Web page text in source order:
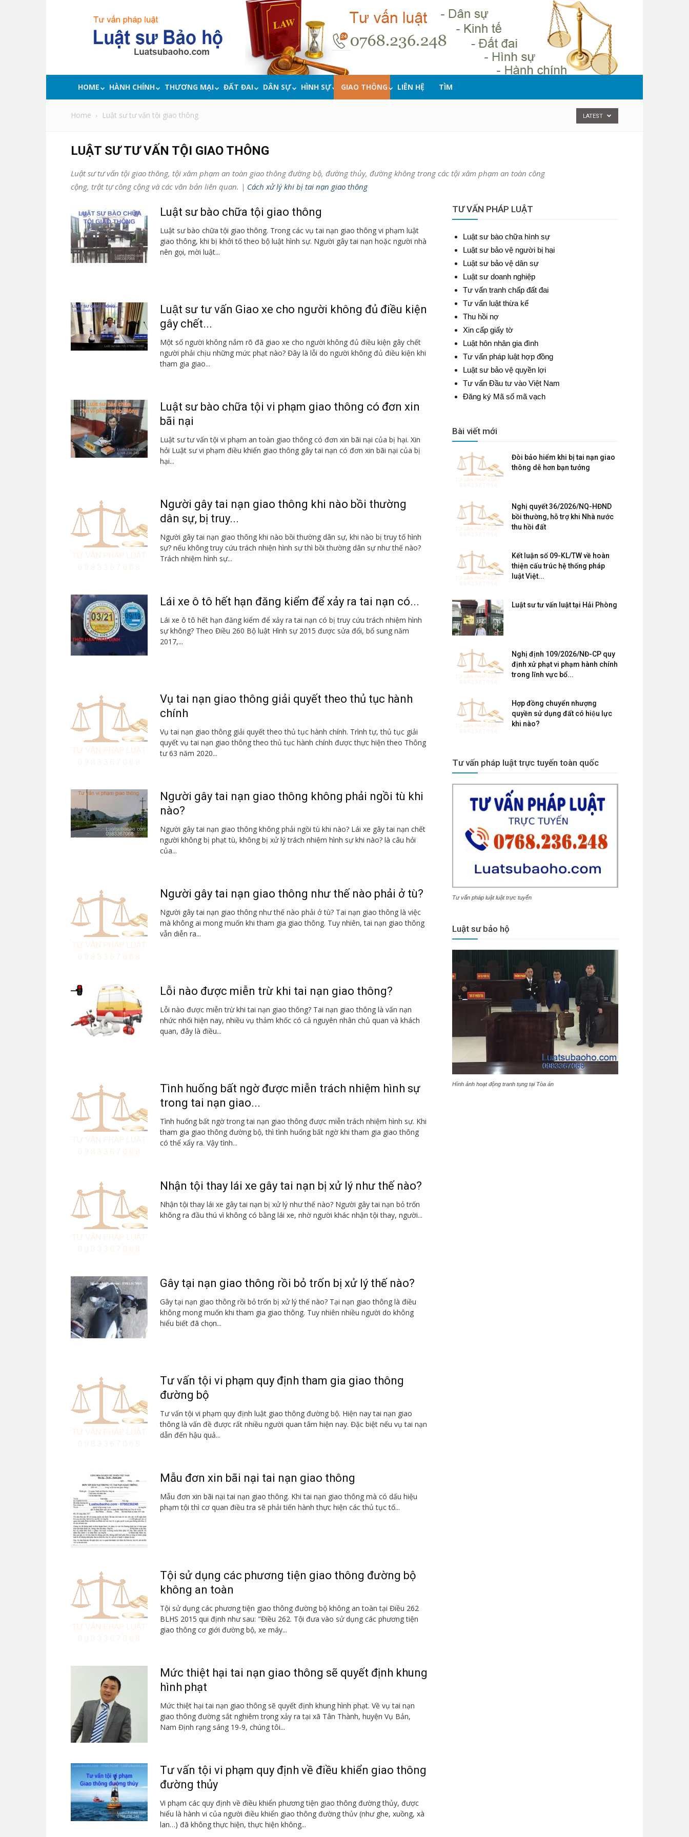
Luật
bảo
lợi,
tư
luật
HOME HÀNH CHÍNH THƯƠNG MẠI ĐẤT ĐAI DÂN SỰ HÌNH SỰ GIAO THÔNG LIÊN HỆ TÌM
Home Luật sư tư vấn tội giao thông LATEST
LUẬT SƯ TƯ VẤN TỘI GIAO THÔNG
Luật sư tư vấn tội giao thông, tội xâm phạm an toàn giao thông đường bộ, đường thủy, đường không trong các tội xâm phạm an toàn công
cộng, trật tự công cộng và các văn bản liên quan. | Cách xử lý khi bị tai nạn giao thông
Luật sư bào chữa tội giao thông
Luật sư bào chữa tội giao thông. Trong các vụ tai nạn giao thông vi phạm luật
giao thông, khi bị khởi tố theo bộ luật hình sự. Người gây tai nạn hoặc người nhà
nên gọi, mời luật...
Luật sư tư vấn Giao xe cho người không đủ điều kiện
gây chết...
Một số người không nắm rõ đã giao xe cho người không đủ điều kiện gây chết
người phải chịu những mức phạt nào? Đây là lỗi do người không đủ điều kiện khi
tham gia giao...
Luật sư bào chữa tội vi phạm giao thông có đơn xin
bãi nại
Luật sư tư vấn tội vi phạm an toàn giao thông có đơn xin bãi nại của bị hại. Xin
hỏi Luật sư vi phạm điều khiển giao thông gây tai nạn có đơn xin bãi nại của bị
hại...
Người gây tai nạn giao thông khi nào bồi thường
dân sự, bị truy...
Người gây tai nạn giao thông khi nào bồi thường dân sự, khi nào bị truy tố hình
sự? nếu không truy cứu trách nhiện hình sự thì bồi thường dân sự như thế nào?
Trách nhiệm hình sự...
Lái xe ô tô hết hạn đăng kiểm để xảy ra tai nạn có...
Lái xe ô tô hết hạn đăng kiểm để xảy ra tai nạn có bị truy cứu trách nhiệm hình
sự không? Theo Điều 260 Bộ luật Hình sự 2015 được sửa đổi, bổ sung năm
2017,...
Vụ tai nạn giao thông giải quyết theo thủ tục hành
chính
Vụ tai nạn giao thông giải quyết theo thủ tục hành chính. Trình tự, thủ tục giải
quyết vụ tai nạn giao thông theo thủ tục hành chính được thực hiện theo Thông
tư 63 năm 2020...
Người gây tai nạn giao thông không phải ngồi tù khi
nào?
Người gây tai nạn giao thông không phải ngồi tù khi nào? Lái xe gây tai nạn chết
người không bị phạt tù, không bị xử lý trách nhiệm hình sự khi nào? là câu hỏi
của...
Người gây tai nạn giao thông như thế nào phải ở tù?
Người gây tai nạn giao thông như thế nào phải ở tù? Tai nạn giao thông là việc
mà không ai mong muốn khi tham gia giao thông. Tuy nhiên, tai nạn giao thông
vẫn diễn ra...
Lỗi nào được miễn trừ khi tai nạn giao thông?
Lỗi nào được miễn trừ khi tai nạn giao thông? Tai nạn giao thông là vấn nạn
nhức nhối hiện nay, nhiều vụ thảm khốc có cả nguyên nhân chủ quan và khách
quan, đây là điều...
Tình huống bất ngờ được miễn trách nhiệm hình sự
trong tai nạn giao...
Tình huống bất ngờ trong tai nạn giao thông được miễn trách nhiệm hình sự. Khi
tham gia giao thông đường bộ, thì tình huống bất ngờ khi tham gia giao thông
có thể xẩy ra. Vậy tình...
Nhận tội thay lái xe gây tai nạn bị xử lý như thế nào?
Nhận tội thay lái xe gây tai nạn bị xử lý như thế nào? Người gây tai nạn bỏ trốn
không ra đầu thú vì không có bằng lái xe, nhờ người khác nhận tội thay, người...
Gây tại nạn giao thông rồi bỏ trốn bị xử lý thế nào?
Gây tại nạn giao thông rồi bỏ trốn bị xử lý thế nào? Tại nạn giao thông là điều
không mong muốn khi tham gia giao thông. Tuy nhiên nhiều người do không
hiểu biết đã chọn...
Tư vấn tội vi phạm quy định tham gia giao thông
đường bộ
Tư vấn tội vi phạm quy định luật giao thông đường bộ. Hiện nay tai nạn giao
thông là vấn đề được rất nhiều người quan tâm hiện nay. Đặc biệt nếu vụ tai nạn
dẫn đến hậu quả...
Mẫu đơn xin bãi nại tai nạn giao thông
Mẫu đơn xin bãi nại tai nạn giao thông. Khi tai nạn giao thông mà có dấu hiệu
phạm tội thì cơ quan điều tra sẽ phải tiến hành thực hiện các thủ tục tố...
Tội sử dụng các phương tiện giao thông đường bộ
không an toàn
Tội sử dụng các phương tiện giao thông đường bộ không an toàn tại Điều 262
BLHS 2015 qui định như sau: "Điều 262. Tội đưa vào sử dụng các phương tiện
giao thông cơ giới đường bộ, xe máy...
Mức thiệt hại tai nạn giao thông sẽ quyết định khung
hình phạt
Mức thiệt hại tai nạn giao thông sẽ quyết định khung hình phạt. Về vụ tai nạn
giao thông đường sắt nghiêm trọng xảy ra tại xã Tân Thành, huyện Vụ Bản,
Nam Định rạng sáng 19-9, chúng tôi...
Tư vấn tội vi phạm quy định về điều khiển giao thông
đường thủy
Vi phạm các quy định về điều khiển phương tiện giao thông đường thủy, được
hiểu là hành vi của người điều khiển giao thông đường thủv (như ghe, xuồng, xà
lan…) đã không thực hiện, thực hiện không...
TƯ VẤN PHÁP LUẬT
Luật sư bào chữa hình sự
Luật sư bảo vệ người bị hại
Luật sư bảo vệ dân sự
Luật sư doanh nghiệp
Tư vấn tranh chấp đất đai
Tư vấn luật thừa kế
Thu hồi nợ
Xin cấp giấy tờ
Luật hôn nhân gia đình
Tư vấn pháp luật hợp đồng
Luật sư bảo vệ quyền lợi
Tư vấn Đầu tư vào Việt Nam
Đăng ký Mã số mã vạch
Bài viết mới
Đòi bảo hiểm khi bị tai nạn giao
thông dễ hơn bạn tưởng
Nghị quyết 36/2026/NQ-HĐND
bồi thường, hỗ trợ khi Nhà nước
thu hồi đất
Kết luận số 09-KL/TW về hoàn
thiện cấu trúc hệ thống pháp
luật Việt...
Luật sư tư vấn luật tại Hải Phòng
Nghị định 109/2026/NĐ-CP quy
định xử phạt vi phạm hành chính
trong lĩnh vực bổ...
Hợp đồng chuyển nhượng
quyền sử dụng đất có hiệu lực
khi nào?
Tư vấn pháp luật trực tuyến toàn quốc
Tư vấn pháp luật luật trực tuyến
Luật sư bảo hộ
Hình ảnh hoạt động tranh tụng tại Tòa án